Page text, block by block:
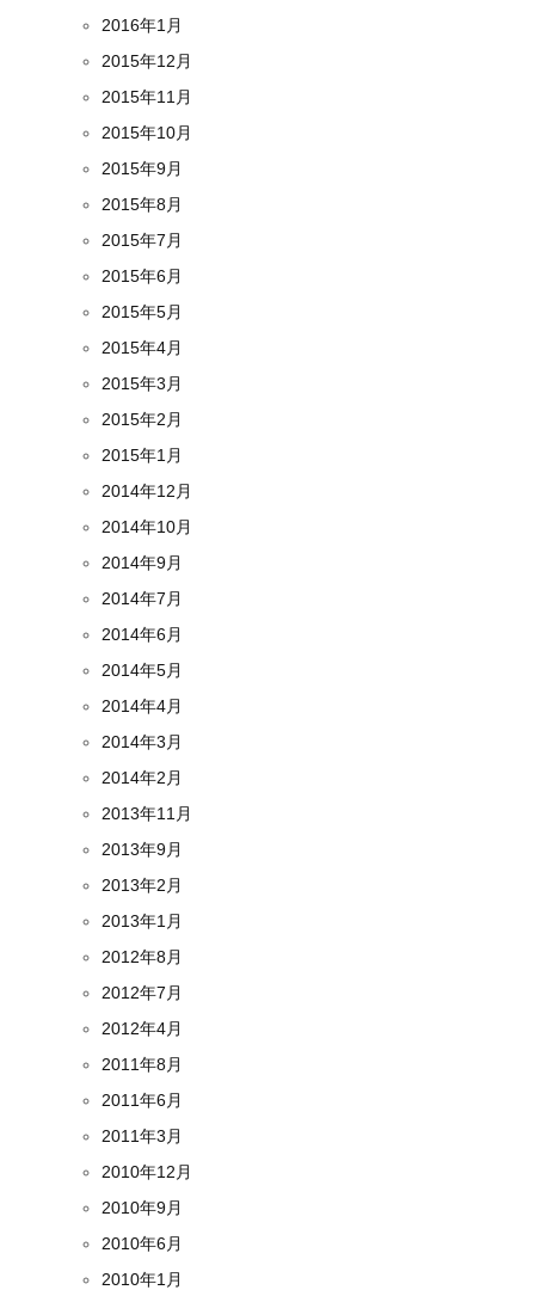
2016年1月
2015年12月
2015年11月
2015年10月
2015年9月
2015年8月
2015年7月
2015年6月
2015年5月
2015年4月
2015年3月
2015年2月
2015年1月
2014年12月
2014年10月
2014年9月
2014年7月
2014年6月
2014年5月
2014年4月
2014年3月
2014年2月
2013年11月
2013年9月
2013年2月
2013年1月
2012年8月
2012年7月
2012年4月
2011年8月
2011年6月
2011年3月
2010年12月
2010年9月
2010年6月
2010年1月